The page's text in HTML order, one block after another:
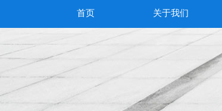
首页 关于我们